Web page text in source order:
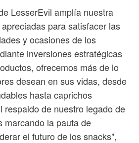
LesserEvil amplía nuestra
para satisfacer las
y ocasiones de los
inversiones estratégicas
ofrecemos más de lo
desean en sus vidas, desde
hasta caprichos
respaldo de nuestro legado de
marcando la pauta de
el futuro de los snacks",